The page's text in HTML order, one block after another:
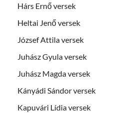
Hárs Ernő versek
Heltai Jenő versek
József Attila versek
Juhász Gyula versek
Juhász Magda versek
Kányádi Sándor versek
Kapuvári Lídia versek